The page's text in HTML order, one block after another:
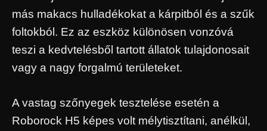
más makacs hulladékokat a kárpitból és a szűk
foltokból. Ez az eszköz különösen vonzóvá
teszi a kedvtelésből tartott állatok tulajdonosait
vagy a nagy forgalmú területeket.
A vastag szőnyegek tesztelése esetén a
Roborock H5 képes volt mélytisztítani, anélkül,